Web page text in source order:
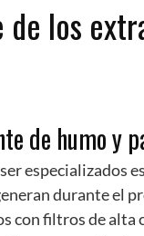
de los
de humo y
especializados
durante el
con filtros de